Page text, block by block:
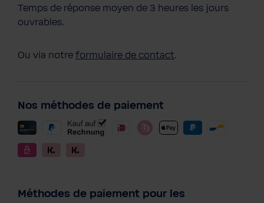
Temps de réponse moyen de 3 heures les jours
ouvrables.
Ou via notre formulaire de contact.
Nos méthodes de paiement
Méthodes de paiement pour les